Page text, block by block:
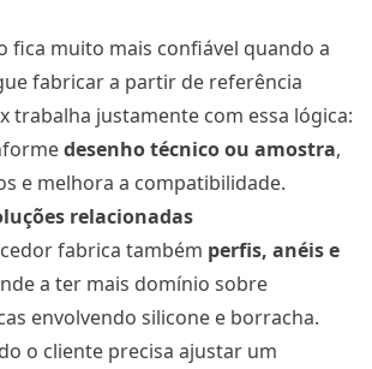
fica muito mais confiável quando a
fabricar a partir de referência
trabalha justamente com essa lógica:
desenho técnico ou amostra,
e melhora a compatibilidade.
relacionadas
fabrica também perfis, anéis e
a ter mais domínio sobre
envolvendo silicone e borracha.
o cliente precisa ajustar um